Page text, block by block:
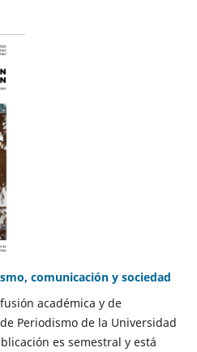
comunicación y sociedad
académica y de
Periodismo de la Universidad
es semestral y está